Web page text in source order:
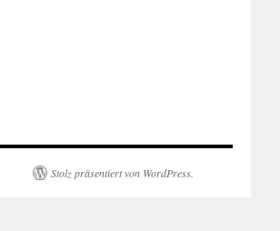
Stolz präsentiert von WordPress.